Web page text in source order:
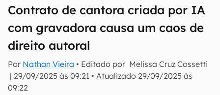
Contrato de cantora criada por IA
com gravadora causa um caos de
direito autoral
Por Nathan Vieira • Editado por Melissa Cruz Cossetti
| 29/09/2025 às 09:21 • Atualizado 29/09/2025 às
09:22
mão.
E-mail
inscreva-se